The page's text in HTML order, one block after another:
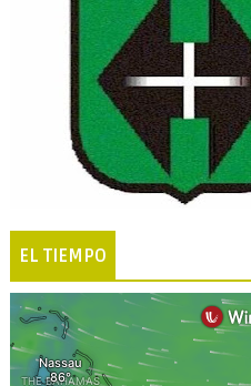
EL TIEMPO